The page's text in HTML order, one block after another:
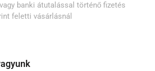
banki átutalással történő fizetés
feletti vásárlásnál